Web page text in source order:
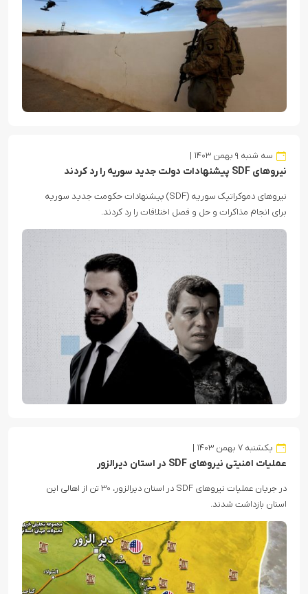
سه شنبه ۹ بهمن ۱۴۰۳
نیروهای SDF پیشنهادات دولت جدید سوریه را رد کردند
نیروهای دموکراتیک سوریه (SDF) پیشنهادات حکومت جدید سوریه
برای انجام مذاکرات و حل و فصل اختلافات را رد کردند.
یکشنبه ۷ بهمن ۱۴۰۳
عملیات امنیتی نیروهای SDF در استان دیرالزور
در جریان عملیات نیروهای SDF در استان دیرالزور، ۳۰ تن از اهالی این
استان بازداشت شدند.